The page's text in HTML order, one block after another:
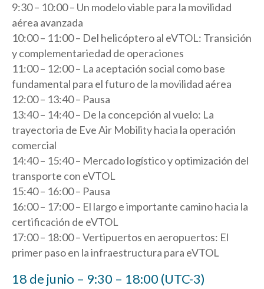
9:30 – 10:00 – Un modelo viable para la movilidad
aérea avanzada
10:00 – 11:00 – Del helicóptero al eVTOL: Transición
y complementariedad de operaciones
11:00 – 12:00 – La aceptación social como base
fundamental para el futuro de la movilidad aérea
12:00 – 13:40 – Pausa
13:40 – 14:40 – De la concepción al vuelo: La
trayectoria de Eve Air Mobility hacia la operación
comercial
14:40 – 15:40 – Mercado logístico y optimización del
transporte con eVTOL
15:40 – 16:00 – Pausa
16:00 – 17:00 – El largo e importante camino hacia la
certificación de eVTOL
17:00 – 18:00 – Vertipuertos en aeropuertos: El
primer paso en la infraestructura para eVTOL
18 de junio – 9:30 – 18:00 (UTC-3)